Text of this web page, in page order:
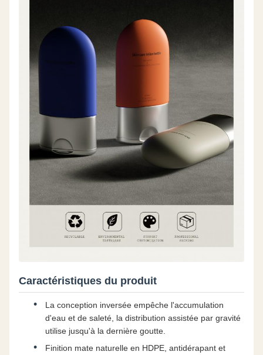
Caractéristiques du produit
La conception inversée empêche l'accumulation
d'eau et de saleté, la distribution assistée par gravité
utilise jusqu'à la dernière goutte.
Finition mate naturelle en HDPE, antidérapant et